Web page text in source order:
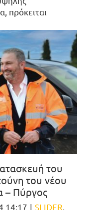
πρόκειται
του
του νέου
– Πύργος
14:17 | SLIDER,